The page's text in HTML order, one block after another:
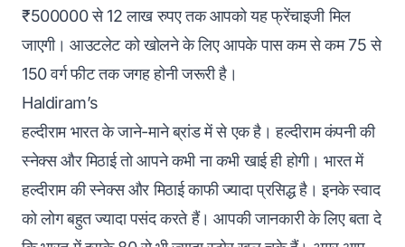
₹500000 से 12 लाख रुपए तक आपको यह फ्रेंचाइजी मिल
जाएगी। आउटलेट को खोलने के लिए आपके पास कम से कम 75 से
150 वर्ग फीट तक जगह होनी जरूरी है।
Haldiram’s
हल्दीराम भारत के जाने-माने ब्रांड में से एक है। हल्दीराम कंपनी की
स्नेक्स और मिठाई तो आपने कभी ना कभी खाई ही होगी। भारत में
हल्दीराम की स्नेक्स और मिठाई काफी ज्यादा प्रसिद्ध है। इनके स्वाद
को लोग बहुत ज्यादा पसंद करते हैं। आपकी जानकारी के लिए बता दे